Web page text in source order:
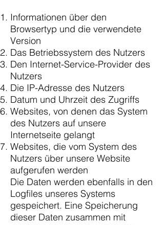
Informationen über den
Browsertyp und die verwendete
Version
Das Betriebssystem des Nutzers
Den Internet-Service-Provider des
Nutzers
Die IP-Adresse des Nutzers
Datum und Uhrzeit des Zugriffs
Websites, von denen das System
des Nutzers auf unsere
Internetseite gelangt
Websites, die vom System des
Nutzers über unsere Website
aufgerufen werden
Die Daten werden ebenfalls in den
Logfiles unseres Systems
gespeichert. Eine Speicherung
dieser Daten zusammen mit